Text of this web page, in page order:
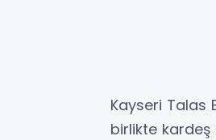
Kayseri Talas
birlikte kardeş